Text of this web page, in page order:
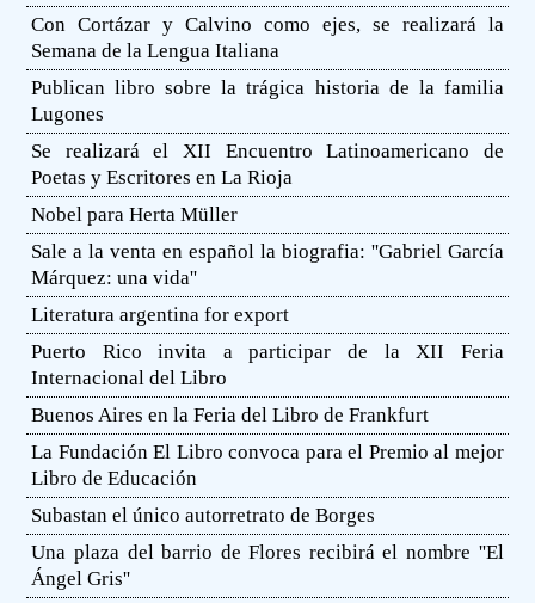
Con Cortázar y Calvino como ejes, se realizará la
Semana de la Lengua Italiana
Publican libro sobre la trágica historia de la familia
Lugones
Se realizará el XII Encuentro Latinoamericano de
Poetas y Escritores en La Rioja
Nobel para Herta Müller
Sale a la venta en español la biografia: ''Gabriel García
Márquez: una vida''
Literatura argentina for export
Puerto Rico invita a participar de la XII Feria
Internacional del Libro
Buenos Aires en la Feria del Libro de Frankfurt
La Fundación El Libro convoca para el Premio al mejor
Libro de Educación
Subastan el único autorretrato de Borges
Una plaza del barrio de Flores recibirá el nombre ''El
Ángel Gris''